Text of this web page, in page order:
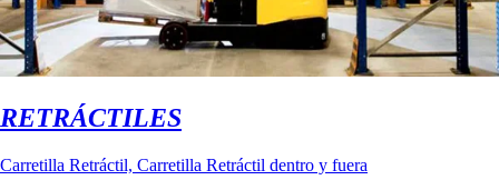
RETRÁCTILES
Carretilla Retráctil, Carretilla Retráctil dentro y fuera